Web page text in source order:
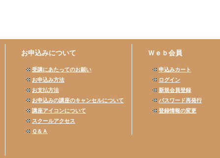
お申込みについて
受講にあたってのお願い
お申込み方法
お支払方法
お申込みの講座のキャンセルについて
講座アイコンについて
スクールアクセス
Ｑ＆Ａ
Ｗｅｂ会員
申込みカート
ログイン
新規会員登録
パスワード再発行
登録情報の変更